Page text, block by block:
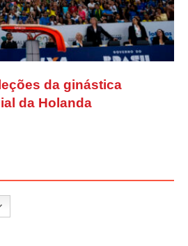
da ginástica
da Holanda